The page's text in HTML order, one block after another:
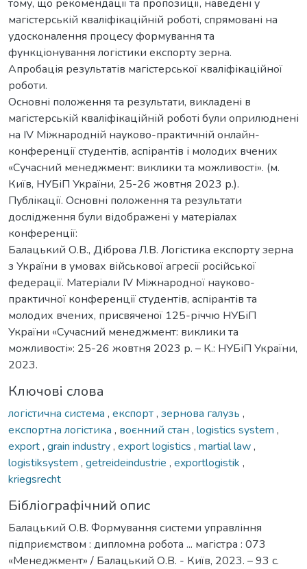
тому, що рекомендації та пропозиції, наведені у
магістерській кваліфікаційній роботі, спрямовані на
удосконалення процесу формування та
функціонування логістики експорту зерна.
Апробація результатів магістерської кваліфікаційної
роботи.
Основні положення та результати, викладені в
магістерській кваліфікаційній роботі були оприлюднені
на IV Міжнародній науково-практичній онлайн-
конференції студентів, аспірантів і молодих вчених
«Сучасний менеджмент: виклики та можливості». (м.
Київ, НУБіП України, 25-26 жовтня 2023 р.).
Публікації. Основні положення та результати
дослідження були відображені у матеріалах
конференції:
Балацький О.В., Діброва Л.В. Логістика експорту зерна
з України в умовах військової агресії російської
федерації. Матеріали IV Міжнародної науково-
практичної конференції студентів, аспірантів та
молодих вчених, присвяченої 125-річчю НУБіП
України «Сучасний менеджмент: виклики та
можливості»: 25-26 жовтня 2023 р. – К.: НУБіП України,
2023.
Ключові слова
логістична система , експорт, зернова галузь ,
експортна логістика , воєнний стан , logistics system ,
export, grain industry, export logistics , martial law,
logistiksystem , getreideindustrie , exportlogistik ,
kriegsrecht
Бібліографічний опис
Балацький О.В. Формування системи управління
підприємством : дипломна робота ... магістра : 073
«Менеджмент» / Балацький О.В. - Київ, 2023. – 93 с.